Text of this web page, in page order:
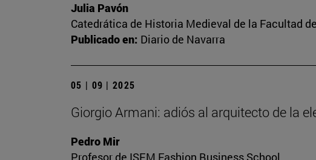
Julia Pavón
Catedrática de Historia Medieval de la Facultad
Publicado en: Diario de Navarra
05 | 09 | 2025
Giorgio Armani: adiós al arquitecto de la
Pedro Mir
Profesor de ISEM Fashion Business School